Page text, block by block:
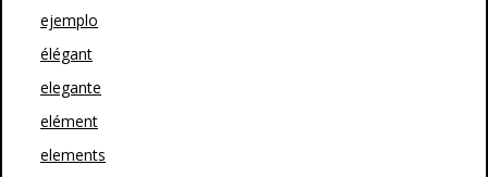
ejemplo
élégant
elegante
elément
elements